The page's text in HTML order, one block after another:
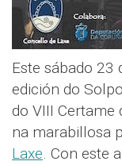
Este sábado 23
edición do
do VIII Certame
na marabillosa
Laxe. Con este